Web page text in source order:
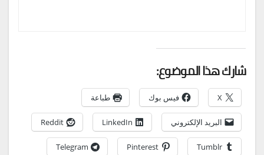
شارك هذا الموضوع:
X فيس بوك طباعة
البريد الإلكتروني LinkedIn
Reddit
Tumblr
Pinterest
Telegram